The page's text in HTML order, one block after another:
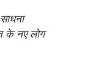
के नए लोग